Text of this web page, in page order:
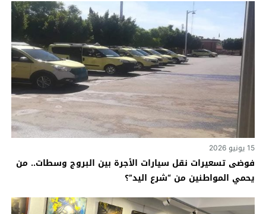
15 يونيو 2026
فوضى تسعيرات نقل سيارات الأجرة بين البروج وسطات.. من
يحمي المواطنين من “شرع اليد”؟